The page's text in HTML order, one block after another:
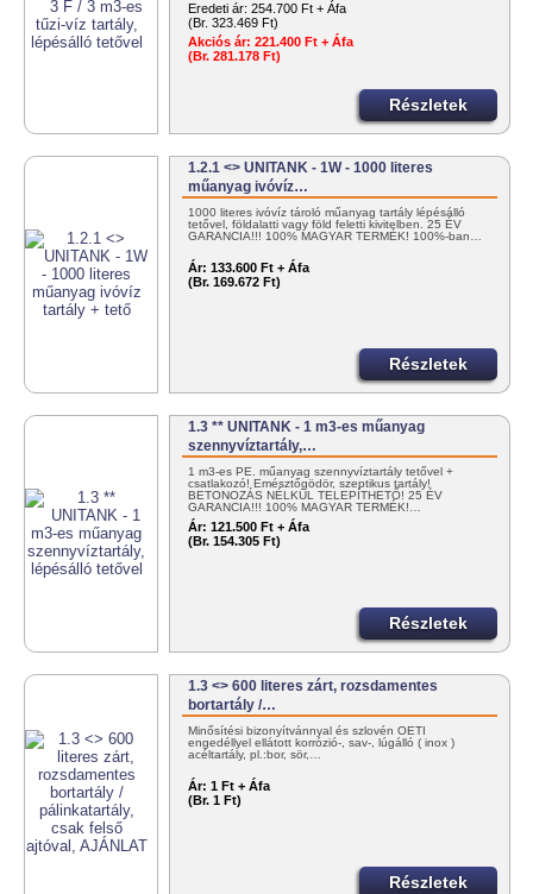
Eredeti ár: 254.700 Ft + Áfa
(Br. 323.469 Ft)
Akciós ár: 221.400 Ft + Áfa
(Br. 281.178 Ft)
Részletek
1.2.1 <> UNITANK - 1W - 1000 literes
műanyag ivóvíz…
1000 literes ivóvíz tároló műanyag tartály lépésálló
tetővel, földalatti vagy föld feletti kivitelben. 25 ÉV
GARANCIA!!! 100% MAGYAR TERMÉK! 100%-ban…
Ár: 133.600 Ft + Áfa
(Br. 169.672 Ft)
Részletek
1.3 ** UNITANK - 1 m3-es műanyag
szennyvíztartály,…
1 m3-es PE. műanyag szennyvíztartály tetővel +
csatlakozó! Emésztőgödör, szeptikus tartály!
BETONOZÁS NÉLKÜL TELEPÍTHETŐ! 25 ÉV
GARANCIA!!! 100% MAGYAR TERMÉK!…
Ár: 121.500 Ft + Áfa
(Br. 154.305 Ft)
Részletek
1.3 <> 600 literes zárt, rozsdamentes
bortartály /…
Minősítési bizonyítvánnyal és szlovén OÉTI
engedéllyel ellátott korrózió-, sav-, lúgálló ( inox )
acéltartály, pl.:bor, sör,…
Ár: 1 Ft + Áfa
(Br. 1 Ft)
Részletek